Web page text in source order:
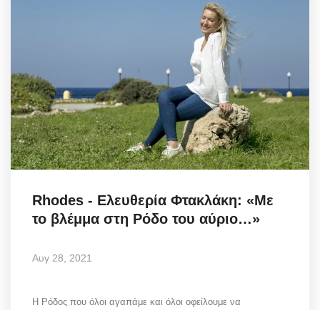
Rhodes - Ελευθερία Φτακλάκη: «Με
το βλέμμα στη Ρόδο του αύριο…»
Αυγ 28, 2021
Η Ρόδος που όλοι αγαπάμε και όλοι οφείλουμε να